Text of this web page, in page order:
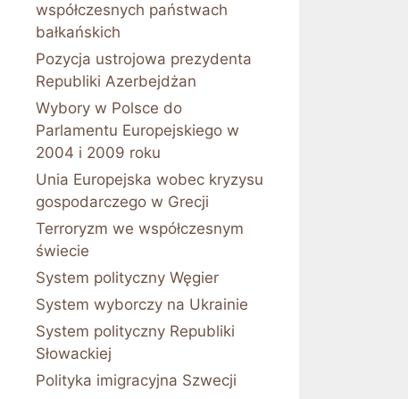
współczesnych państwach
bałkańskich
Pozycja ustrojowa prezydenta
Republiki Azerbejdżan
Wybory w Polsce do
Parlamentu Europejskiego w
2004 i 2009 roku
Unia Europejska wobec kryzysu
gospodarczego w Grecji
Terroryzm we współczesnym
świecie
System polityczny Węgier
System wyborczy na Ukrainie
System polityczny Republiki
Słowackiej
Polityka imigracyjna Szwecji